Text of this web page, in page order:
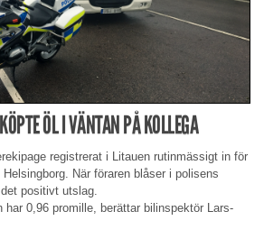
ÖL I VÄNTAN PÅ KOLLEGA
registrerat i Litauen rutinmässigt in för
När föraren blåser i polisens
positivt utslag.
0,96 promille, berättar bilinspektör Lars-